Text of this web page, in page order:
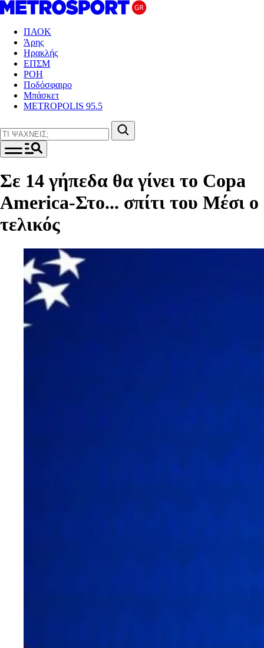
ΠΑΟΚ
Άρης
Ηρακλής
ΕΠΣΜ
ΡΟΗ
Ποδόσφαιρο
Μπάσκετ
METROPOLIS 95.5
Σε 14 γήπεδα θα γίνει το Copa
America-Στο... σπίτι του Μέσι ο
τελικός